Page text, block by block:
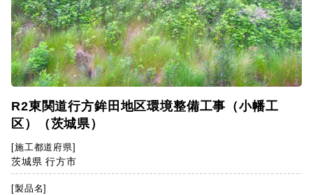
R2東関道行方鉾田地区環境整備工事（小幡工
区）（茨城県）
[施工都道府県]
茨城県 行方市
[製品名]